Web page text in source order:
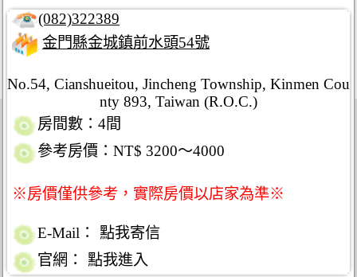
(082)322389
金門縣金城鎮前水頭54號
No.54, Cianshueitou, Jincheng Township, Kinmen Cou
nty 893, Taiwan (R.O.C.)
房間數：4間
參考房價：NT$ 3200～4000
※房價僅供參考，實際房價以店家為準※
E-Mail：
點我寄信
官網：
點我進入